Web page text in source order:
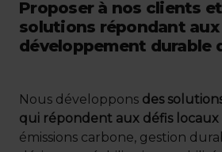
Proposer à nos clients
solutions répondant aux
développement durable
Nous développons des
qui répondent aux défis locaux
émissions carbone, gestion